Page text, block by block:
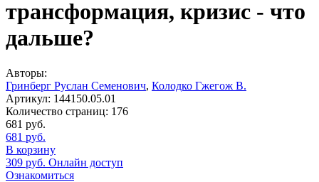
трансформация, кризис - что
дальше?
Авторы:
Гринберг Руслан Семенович, Колодко Гжегож В.
Артикул: 144150.05.01
Количество страниц: 176
681 руб.
681 руб.
В корзину
309 руб. Онлайн доступ
Ознакомиться